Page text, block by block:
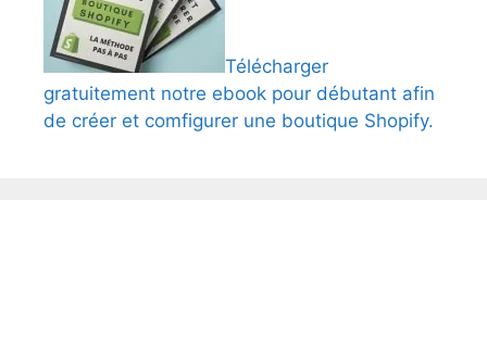
Télécharger
gratuitement notre ebook pour débutant afin
de créer et comfigurer une boutique Shopify.